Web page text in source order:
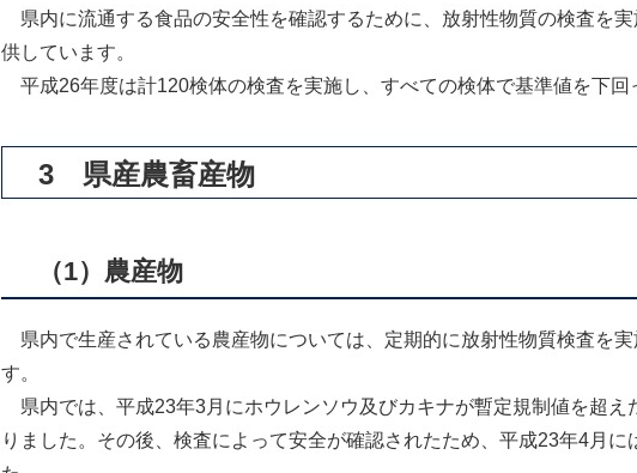
県内に流通する食品の安全性を確認するために、放射性物質の検査を
供しています。
平成26年度は計120検体の検査を実施し、すべての検体で基準値を下回
3 県産農畜産物
（1）農産物
県内で生産されている農産物については、定期的に放射性物質検査を実
す。
県内では、平成23年3月にホウレンソウ及びカキナが暫定規制値を超え
りました。その後、検査によって安全が確認されたため、平成23年4月に